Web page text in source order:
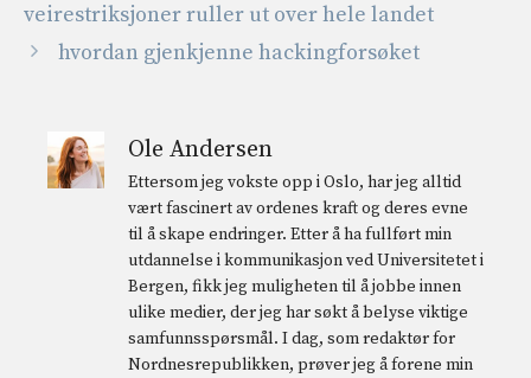
veirestriksjoner ruller ut over hele landet
hvordan gjenkjenne hackingforsøket
Ole Andersen
Ettersom jeg vokste opp i Oslo, har jeg alltid
vært fascinert av ordenes kraft og deres evne
til å skape endringer. Etter å ha fullført min
utdannelse i kommunikasjon ved Universitetet i
Bergen, fikk jeg muligheten til å jobbe innen
ulike medier, der jeg har søkt å belyse viktige
samfunnsspørsmål. I dag, som redaktør for
Nordnesrepublikken, prøver jeg å forene min